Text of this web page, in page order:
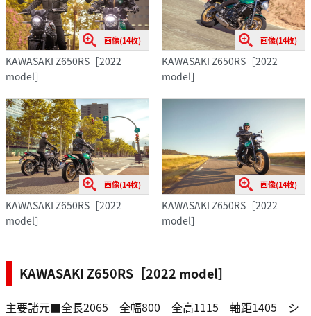
画像(14枚)
KAWASAKI Z650RS［2022
model］
画像(14枚)
KAWASAKI Z650RS［2022
model］
画像(14枚)
KAWASAKI Z650RS［2022
model］
画像(14枚)
KAWASAKI Z650RS［2022
model］
KAWASAKI Z650RS［2022 model］
主要諸元■全長2065 全幅800 全高1115 軸距1405 シ